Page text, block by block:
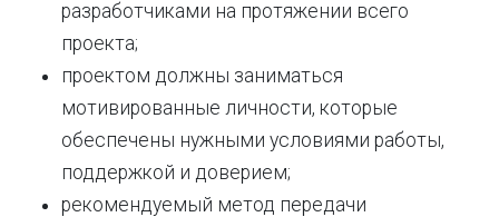
разработчиками на протяжении всего
проекта;
проектом должны заниматься
мотивированные личности, которые
обеспечены нужными условиями работы,
поддержкой и доверием;
рекомендуемый метод передачи